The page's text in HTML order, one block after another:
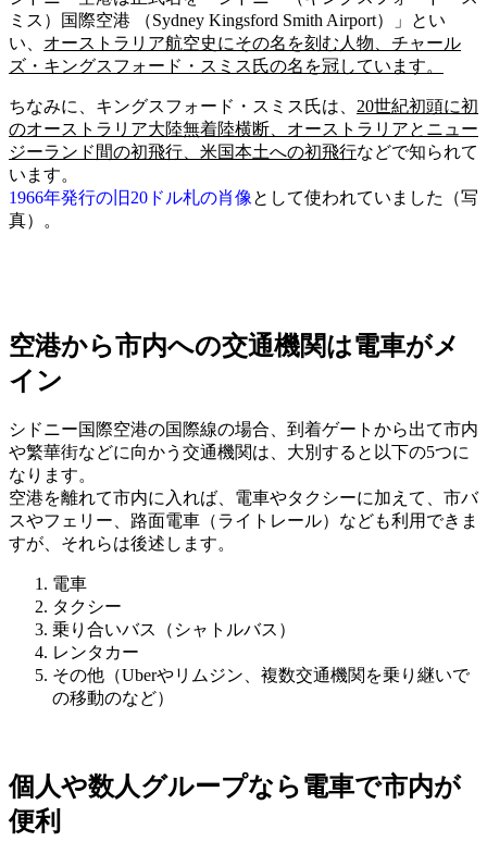
ミス）国際空港 （Sydney Kingsford Smith Airport）」とい
い、 オーストラリア航空史にその名を刻む人物、 チャール
ズ・キングスフォード・スミス氏の名 を冠しています。
ちなみに、 キングスフォード・スミス氏は、 20世紀初頭に初
のオーストラリア大陸無着陸横断、オーストラリアとニュー
ジーランド間の初飛行、米国本土への初飛行などで知られて
います。
1966年発行の旧20ドル札の肖像として使われていました（写
真）。
空港から市内への交通機関は電車がメ
イン
シドニー国際空港の国際線の場合、到着ゲートから出て市内
や繁華街などに向かう交通機関は、大別すると以下の5つに
なります。
空港を離れて市内に入れば、電車やタクシーに加えて、市バ
スやフェリー、路面電車（ライトレール）なども利用できま
すが、それらは後述します。
電車
タクシー
乗り合いバス（シャトルバス）
レンタカー
その他（Uberやリムジン、複数交通機関を乗り継いで
の移動のなど）
個人や数人グループなら電車で市内が
便利